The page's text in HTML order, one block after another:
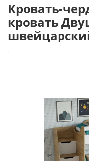
Кровать-
кровать